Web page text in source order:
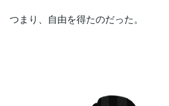
つまり、自由を得たのだった。